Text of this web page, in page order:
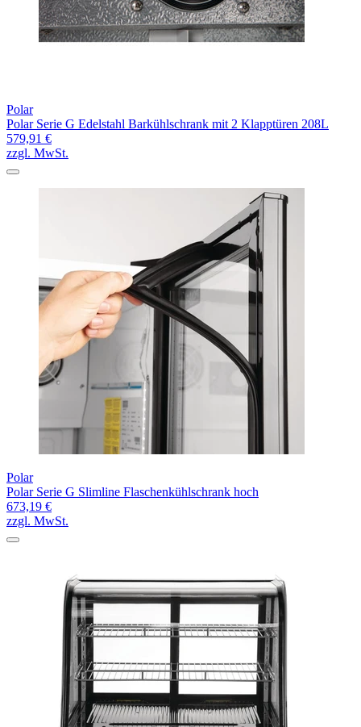
Polar
Polar Serie G Edelstahl Barkühlschrank mit 2 Klapptüren 208L
579,91 €
zzgl. MwSt.
Polar
Polar Serie G Slimline Flaschenkühlschrank hoch
673,19 €
zzgl. MwSt.